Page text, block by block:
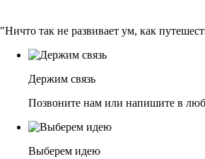
"Ничто так не развивает ум, как
Держим связь
Позвоните нам или напишите в
Выберем идею